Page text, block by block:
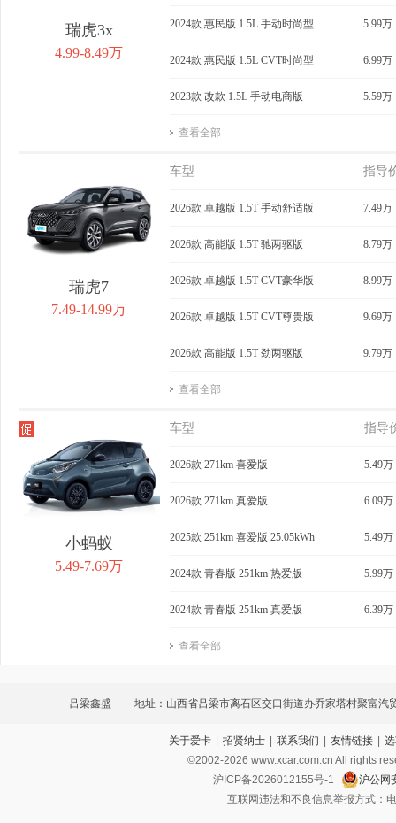
瑞虎3x
4.99-8.49万
2024款 惠民版 1.5L 手动时尚型 5.99万
2024款 惠民版 1.5L CVT时尚型 6.99万
2023款 改款 1.5L 手动电商版 5.59万
查看全部
瑞虎7
7.49-14.99万
车型 指导
2026款 卓越版 1.5T 手动舒适版 7.49万
2026款 高能版 1.5T 驰两驱版 8.79万
2026款 卓越版 1.5T CVT豪华版 8.99万
2026款 卓越版 1.5T CVT尊贵版 9.69万
2026款 高能版 1.5T 劲两驱版 9.79万
查看全部
小蚂蚁
5.49-7.69万
车型 指导
2026款 271km 喜爱版 5.49万
2026款 271km 真爱版 6.09万
2025款 251km 喜爱版 25.05kWh 5.49万
2024款 青春版 251km 热爱版 5.99万
2024款 青春版 251km 真爱版 6.39万
查看全部
吕梁鑫盛 地址：山西省吕梁市离石区交口街道办乔家塔村聚富汽
关于爱卡 | 招贤纳士 | 联系我们 | 友情链接 |
©2002-2026 www.xcar.com.cn All rights
沪ICP备2026012155号-1
沪公网
互联网违法和不良信息举报方式：